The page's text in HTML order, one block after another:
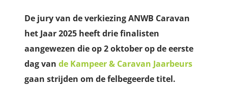
De jury van de verkiezing ANWB Caravan
het Jaar 2025 heeft drie finalisten
aangewezen die op 2 oktober op de eerste
dag van de Kampeer & Caravan Jaarbeurs
gaan strijden om de felbegeerde titel.